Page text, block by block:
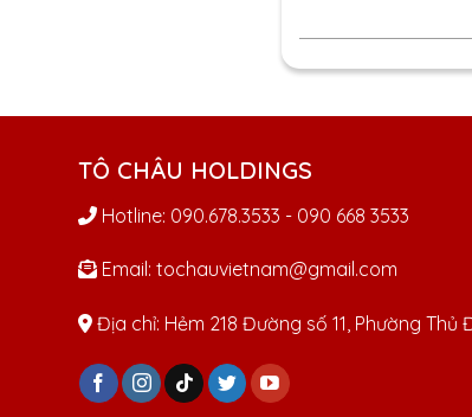
TÔ CHÂU HOLDINGS
Hotline: 090.678.3533 - 090 668 3533
Email: tochauvietnam@gmail.com
Địa chỉ: Hẻm 218 Đường số 11, Phường Thủ